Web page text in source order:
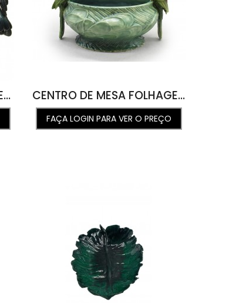
CACHEPOT PALMEIRA G VERDE OUTONAL COM PAPAGAIO TB 45L X 57C X 48A CENTRO DE MESA FOLHAGENS VERDE MALAQUITA COM CASAL DE PÁSSAROS 31C X 21A
FAÇA LOGIN PARA VER O PREÇO